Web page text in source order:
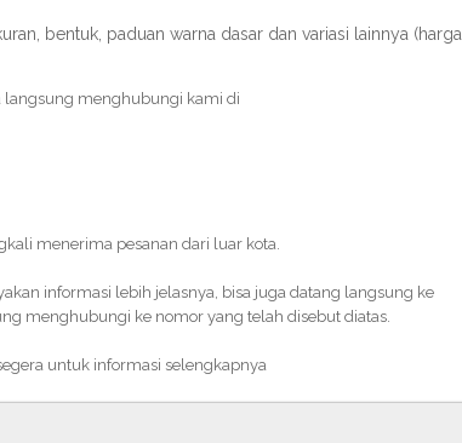
bentuk, paduan warna dasar dan variasi lainnya (harga
langsung menghubungi kami di
menerima pesanan dari luar kota.
informasi lebih jelasnya, bisa juga datang langsung ke
menghubungi ke nomor yang telah disebut diatas.
untuk informasi selengkapnya